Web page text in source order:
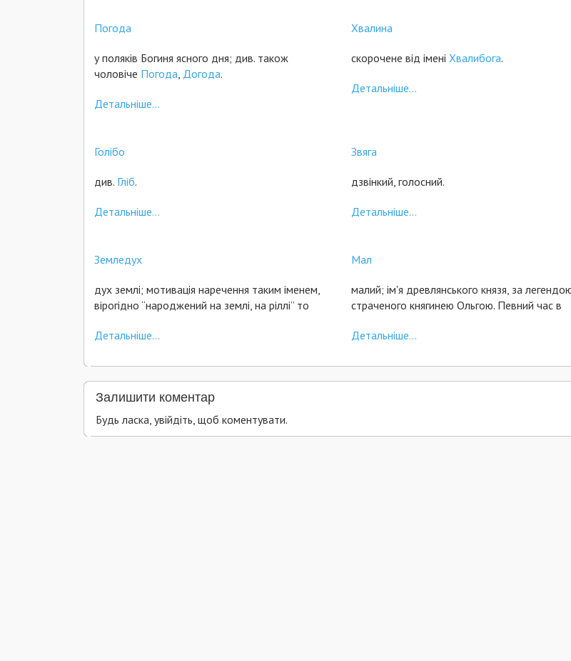
Погода
у поляків Богиня ясного дня; див. також
чоловіче Погода Догода.
Детальніше...
Хвалина
скорочене від імені Хвалибога.
Детальніше...
Голібо
див. Гліб.
Детальніше...
Звяга
дзвінкий, голосний.
Детальніше...
Земледух
дух землі; мотивація наречення таким іменем,
вірогідно “народжений на землі, на ріллі” то
Детальніше...
Мал
малий; ім'я древлянського князя, за
страченого княгинею Ольгою. Певний час в
Детальніше...
Залишити коментар
Будь ласка, увійдіть, щоб коментувати.